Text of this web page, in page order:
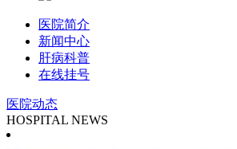
医院简介
新闻中心
肝病科普
在线挂号
医院动态
HOSPITAL NEWS